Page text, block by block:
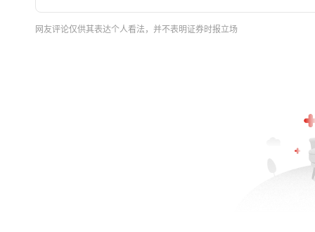
网友评论仅供其表达个人看法，并不表明证券时报立场